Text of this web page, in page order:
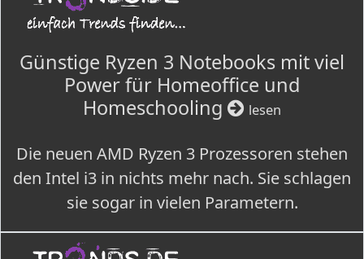
Günstige Ryzen 3 Notebooks mit viel
Power für Homeoffice und
Homeschooling
lesen
Die neuen AMD Ryzen 3 Prozessoren stehen
den Intel i3 in nichts mehr nach. Sie schlagen
sie sogar in vielen Parametern.